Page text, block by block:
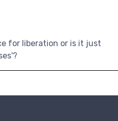
for liberation or is it just